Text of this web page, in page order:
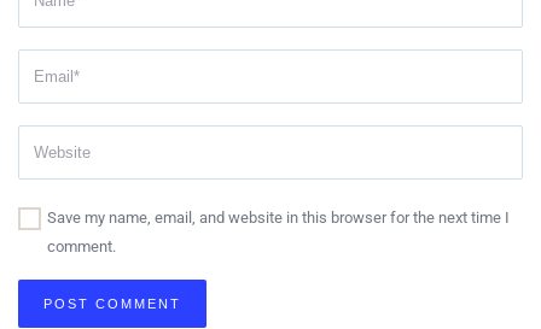
Save my name, email, and website in this browser for the next time I
comment.